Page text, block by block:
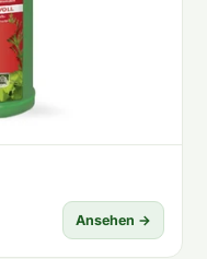
Ansehen →